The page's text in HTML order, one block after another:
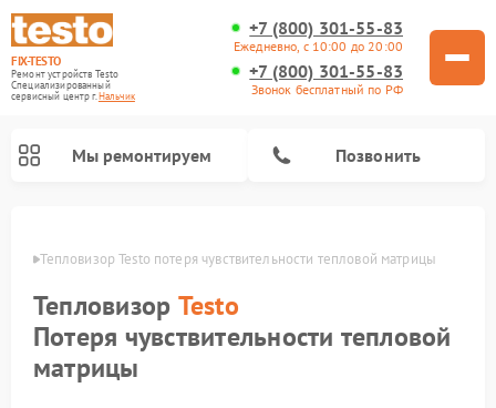
FIX-TESTO
Ремонт устройств Testo
Специализированный
cервисный центр г.Нальчик
+7 (800) 301-55-83
Ежедневно, с 10:00 до 20:00
+7 (800) 301-55-83
Звонок бесплатный по РФ
Мы ремонтируем Позвонить
Тепловизор Testo потеря чувствительности тепловой матрицы
Тепловизор Testo
Потеря чувствительности тепловой
матрицы